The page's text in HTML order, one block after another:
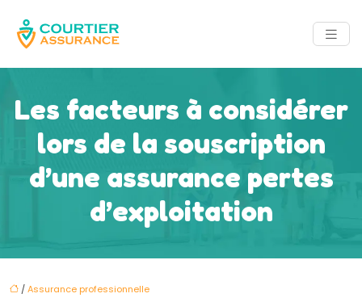
Les facteurs à considérer
lors de la souscription
d’une assurance pertes
d’exploitation
/Assurance professionnelle